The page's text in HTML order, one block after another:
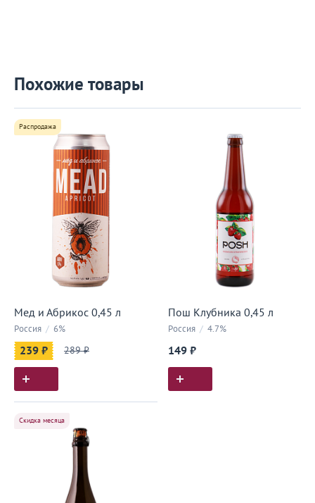
Похожие товары
Распродажа
Мед и Абрикос 0,45 л
Россия / 6%
239 ₽ 289 ₽
Пош Клубника 0,45 л
Россия / 4.7%
149 ₽
Скидка месяца